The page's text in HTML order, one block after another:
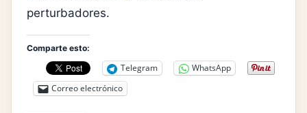
perturbadores.
Comparte esto:
Telegram
WhatsApp
Correo electrónico